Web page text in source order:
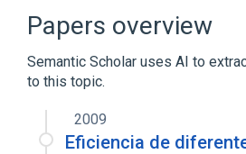
SCnc
Expand
Papers overview
Semantic Scholar uses AI to
to this topic.
2009
Eficiencia de